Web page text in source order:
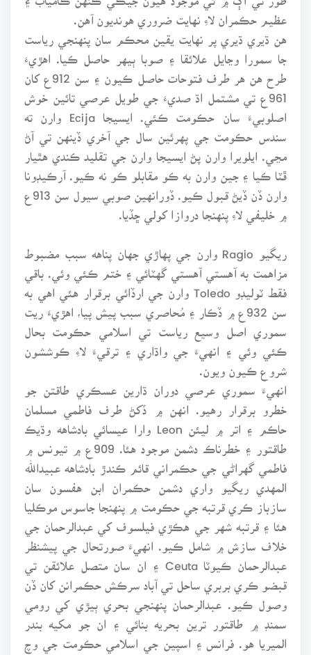
عظيم حڪمران لاءِ نهايت ضروري هونديون آهن.
هن ڌيري ڌيري پر نهايت يقين محڪم سان پنهنجي رياست
جا سمورا وڃايل علائقا ۽ صوبا ٻيهر حاصل ڪيا. اهڙيءَ
طرح هن هر طرف فتوحات حاصل ڪيون ۽ سن 912ع کان
961ع تي مشتمل اڌ صديءَ جي طويل عرصي تائين خوش
اصلوبيءَ سان حڪومت ڪئي. ايسيجا Ecija وارن ته
سندس حڪومت جي پهرئين سال جي آخري ڏينهن تي آڻ
مڃي. ايلويرا وارن پڻ ايسيجا وارن جي تقليد ڪندي هٿيار
ڦٽا ڪيا ۽ جين وارن به ڪو مقابلو ڪو نه ڪيو. آرڪيڊونا
۾ خليفي لاءِ پنهنجا دروازا کولي ڇڏيا.
ريگيو Ragio وارن جي پهاڙي جهان پناهه سبب مضبوط
مزاهمت به آهستي آهستي گهٽائي ۽ ختم ڪئي وئي. باقي
فقط ٽوليڊو Toledo وارن جي ارڏائي برقرار هئي اهي به
سن 932ع ۾ ڏڪار ۽ مُحاصري سبب پيش پيا، اهڙيءَ ريت
سموري اصل وسيع رياست تي اسلامي حڪومت بحال
ڪئي وئي ۽ انهيءَ جي واڌاري ۽ ترقيءَ لاءِ ڪوششون
انهيءَ سموري عرصي دوران ڌارين عسڪري طاقتن جو
خطرو برقرار رهيو. انهن ۾ ڏکڻ طرف فاطمي مسلمان
حاڪم ۽ اتر ۾ ليئن Leon وارا عيسائي بادشاهه وڌيڪ
فاطمي گهراڻي جي حڪمراني قائم ڪندڙ بادشاهه عبيدالله
المهدي ريگيو واري دشمن حڪمران ابن هفسون سان
سازباز ڪري قرتبه جي حڪومت ۾ پنهنجا جاسوس موڪليا
هئا ۽ قرتبه شهر جي هڪڙي فيلسوف کي عبدالرحمان جي
خلاف سازش ۾ شامل ڪيو. انهيءَ صورتحال جي پيشنظر
عبدالرحمان ڪيوٽا Ceuta ۽ ان سان متصل علائقن تي
قبضو ڪري بربري ساحل تي آباد سرڪش حڪمرانن کان ڏن
وصول ڪيو. عبدالرحمان پنهنجي بحري ٻيڙي کي رومي
سمنڊ ۾ طاقتور ترين بحريه بنائي ۽ ان جو مکيه بندر
الميريا هو. فرانس ۽ اسپين جي اسلامي حڪومت جي وچ